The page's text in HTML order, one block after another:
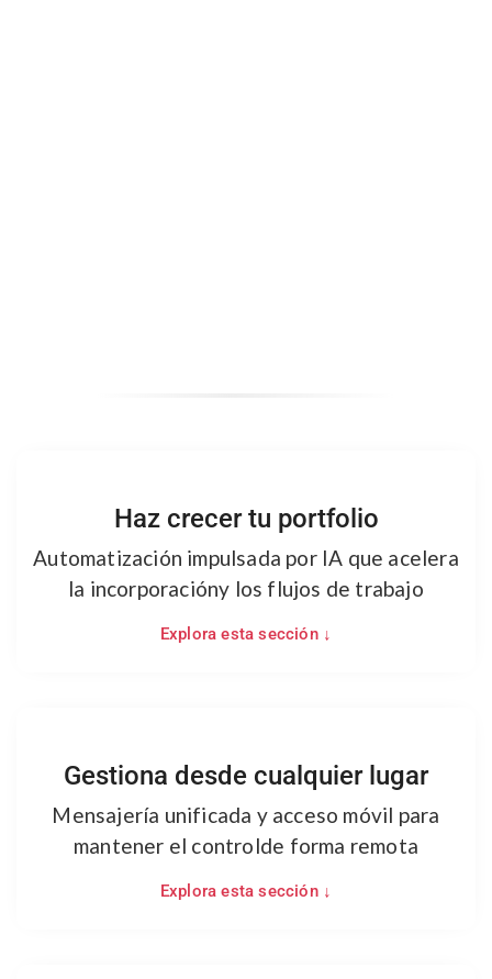
Haz crecer tu portfolio
Automatización impulsada por IA que acelera
la incorporacióny los flujos de trabajo
Explora esta sección ↓
Gestiona desde cualquier lugar
Mensajería unificada y acceso móvil para
mantener el controlde forma remota
Explora esta sección ↓